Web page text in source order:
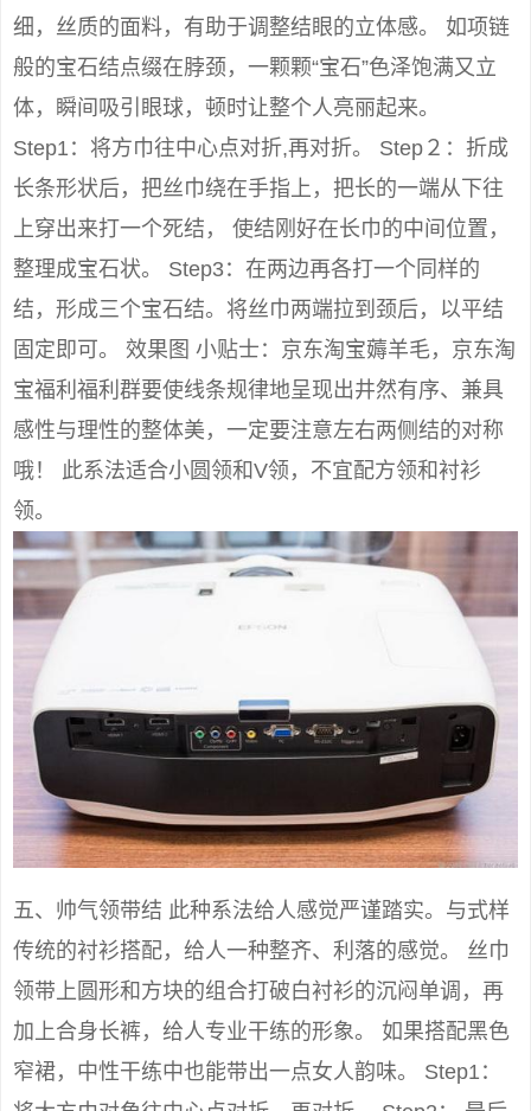
细，丝质的面料，有助于调整结眼的立体感。 如项链
般的宝石结点缀在脖颈，一颗颗“宝石”色泽饱满又立
体，瞬间吸引眼球，顿时让整个人亮丽起来。
Step1：将方巾往中心点对折,再对折。 Step２：折成
长条形状后，把丝巾绕在手指上，把长的一端从下往
上穿出来打一个死结， 使结刚好在长巾的中间位置，
整理成宝石状。 Step3：在两边再各打一个同样的
结，形成三个宝石结。将丝巾两端拉到颈后，以平结
固定即可。 效果图 小贴士：京东淘宝薅羊毛，京东淘
宝福利福利群要使线条规律地呈现出井然有序、兼具
感性与理性的整体美，一定要注意左右两侧结的对称
哦！ 此系法适合小圆领和V领，不宜配方领和衬衫
领。
五、帅气领带结 此种系法给人感觉严谨踏实。与式样
传统的衬衫搭配，给人一种整齐、利落的感觉。 丝巾
领带上圆形和方块的组合打破白衬衫的沉闷单调，再
加上合身长裤，给人专业干练的形象。 如果搭配黑色
窄裙，中性干练中也能带出一点女人韵味。 Step1：